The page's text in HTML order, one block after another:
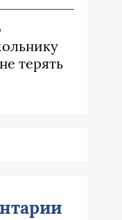
терять